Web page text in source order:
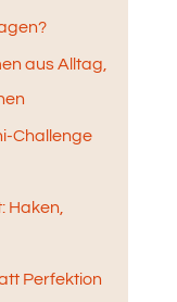
aus Alltag,
Challenge
Haken,
Perfektion